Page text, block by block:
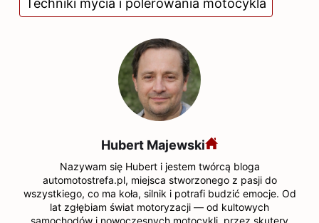
Hubert Majewski
Nazywam się Hubert i jestem twórcą bloga
automotostrefa.pl, miejsca stworzonego z pasji do
wszystkiego, co ma koła, silnik i potrafi budzić emocje. Od
lat zgłębiam świat motoryzacji — od kultowych
samochodów i nowoczesnych motocykli, przez skutery